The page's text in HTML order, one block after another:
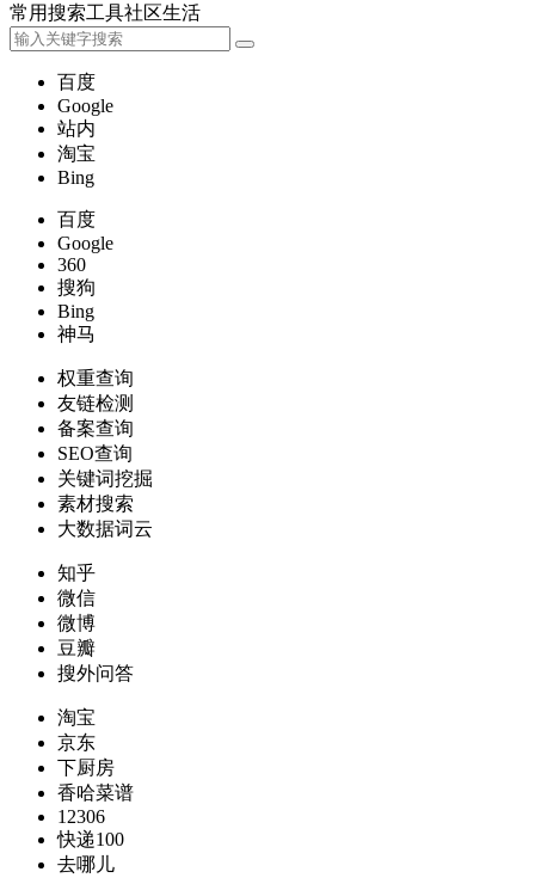
常用搜索工具社区生活
百度
Google
站内
淘宝
Bing
百度
Google
360
搜狗
Bing
神马
权重查询
友链检测
备案查询
SEO查询
关键词挖掘
素材搜索
大数据词云
知乎
微信
微博
豆瓣
搜外问答
淘宝
京东
下厨房
香哈菜谱
12306
快递100
去哪儿